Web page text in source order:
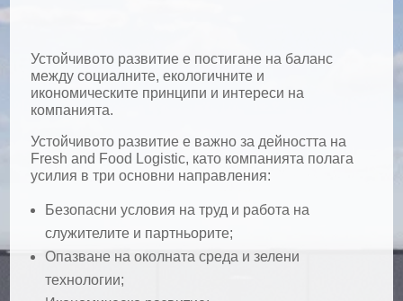
Устойчивото развитие е постигане на баланс
между социалните, екологичните и
икономическите принципи и интереси на
компанията.
Устойчивото развитие е важно за дейността на
Fresh and Food Logistic, като компанията полага
усилия в три основни направления:
Безопасни условия на труд и работа на
служителите и партньорите;
Опазване на околната среда и зелени
технологии;